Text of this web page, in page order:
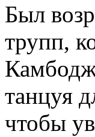
Был
трупп,
танцуя
чтобы